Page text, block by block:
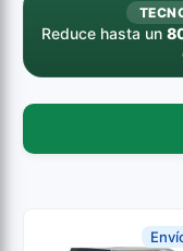
Reduce hasta un